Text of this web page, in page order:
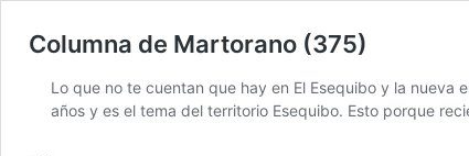
Columna de Martorano (375)
Lo que no te cuentan que hay en El Esequibo y la
años y es el tema del territorio Esequibo. Esto porque